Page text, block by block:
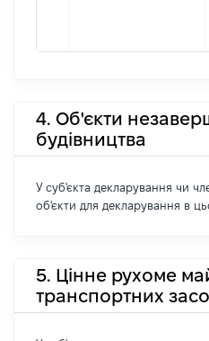
4. Об'єкти
будівництва
У суб'єкта декларування чи
об'єкти для декларування в
5. Цінне рухоме
транспортних